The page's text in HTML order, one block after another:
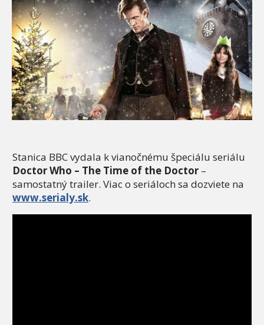
Stanica BBC vydala k vianočnému špeciálu seriálu
Doctor Who – The Time of the Doctor –
samostatný trailer. Viac o seriáloch sa dozviete na
www.serialy.sk.